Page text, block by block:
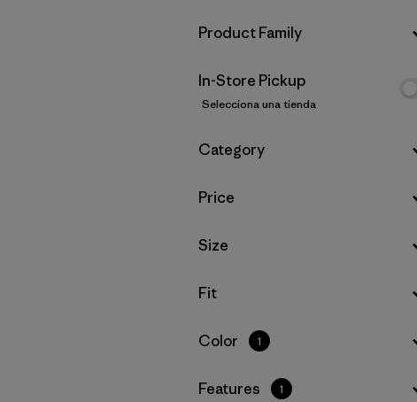
Filtrar por
Product Family
In-Store Pickup
Selecciona una tienda
Filtrar por
Category
Filtrar por
Price
Filtrar por
Size
Filtrar por
Fit
Filtrar por
Color 1
Filtrar por
Features 1